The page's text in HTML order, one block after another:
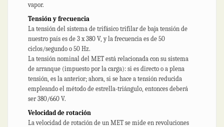
vapor.
Tensión y frecuencia
La tensión del sistema de trifásico trifilar de baja tensión de
nuestro país es de 3 x 380 V, y la frecuencia es de 50
ciclos/segundo o 50 Hz.
La tensión nominal del MET está relacionada con su sistema
de arranque (impuesto por la carga): si es directo o a plena
tensión, es la anterior; ahora, si se hace a tensión reducida
empleando el método de estrella-triángulo, entonces deberá
ser 380/660 V.
Velocidad de rotación
La velocidad de rotación de un MET se mide en revoluciones